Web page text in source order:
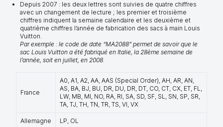
Depuis 2007 : les deux lettres sont suivies de quatre chiffres
avec un changement de lecture ; les premier et troisième
chiffres indiquent la semaine calendaire et les deuxième et
quatrième chiffres l’année de fabrication des sacs à main Louis
Vuitton.
Par exemple : le code de date “MA2088” permet de savoir que le
sac Louis Vuitton a été fabriqué en Italie, la 28ème semaine de
l’année, soit en juillet, en 2008.
France
A0, A1, A2, AA, AAS (Special Order), AH, AR, AN,
AS, BA, BJ, BU, DR, DU, DR, DT, CO, CT, CX, ET, FL,
LW, MB, MI, NO, RA, RI, SA, SD, SF, SL, SN, SP, SR,
TA, TJ, TH, TN, TR, TS, VI, VX
Allemagne LP, OL